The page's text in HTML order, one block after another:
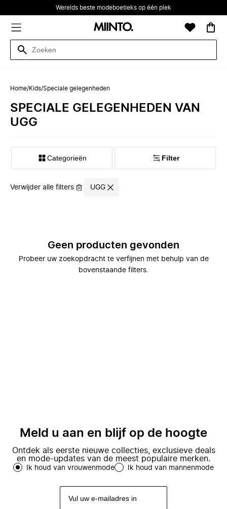
Werelds beste modeboetieks op één plek
Home/Kids/Speciale gelegenheden
SPECIALE GELEGENHEDEN VAN
UGG
Categorieën Filter
Verwijder alle filters UGG
Geen producten gevonden
Probeer uw zoekopdracht te verfijnen met behulp van de
bovenstaande filters.
Meld u aan en blijf op de hoogte
Ontdek als eerste nieuwe collecties, exclusieve deals
en mode-updates van de meest populaire merken.
Ik houd van vrouwenmode Ik houd van mannenmode